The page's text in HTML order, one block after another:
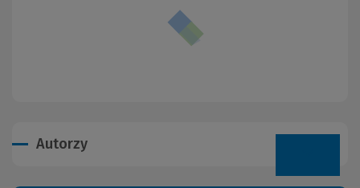
Autorzy